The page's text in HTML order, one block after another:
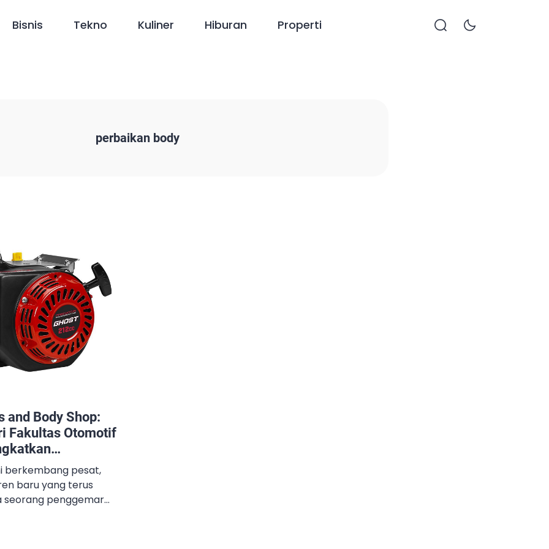
Bisnis Tekno Kuliner Hiburan Properti
perbaikan body
and Body Shop:
Fakultas Otomotif
Anda
berkembang pesat,
baru yang terus
seorang penggemar